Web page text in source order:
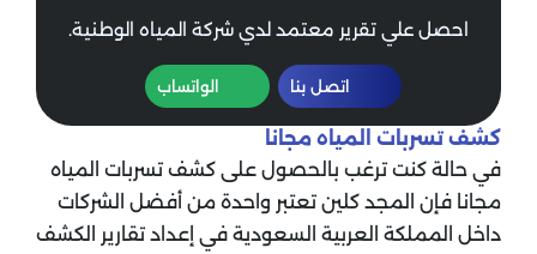
احصل علي تقرير معتمد لدي شركة المياه الوطنية.
اتصل بنا الواتساب
كشف تسربات المياه مجانا
في حالة كنت ترغب بالحصول على كشف تسربات المياه
مجانا فإن المجد كلين تعتبر واحدة من أفضل الشركات
داخل المملكة العربية السعودية في إعداد تقارير الكشف